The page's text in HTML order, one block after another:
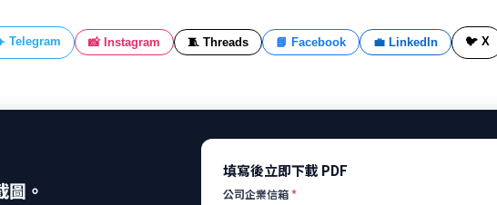
Telegram 📸 Instagram 🧵 Threads 📘 Facebook 💼 LinkedIn 🐦 X
。
填寫後立即下載 PDF
公司企業信箱*